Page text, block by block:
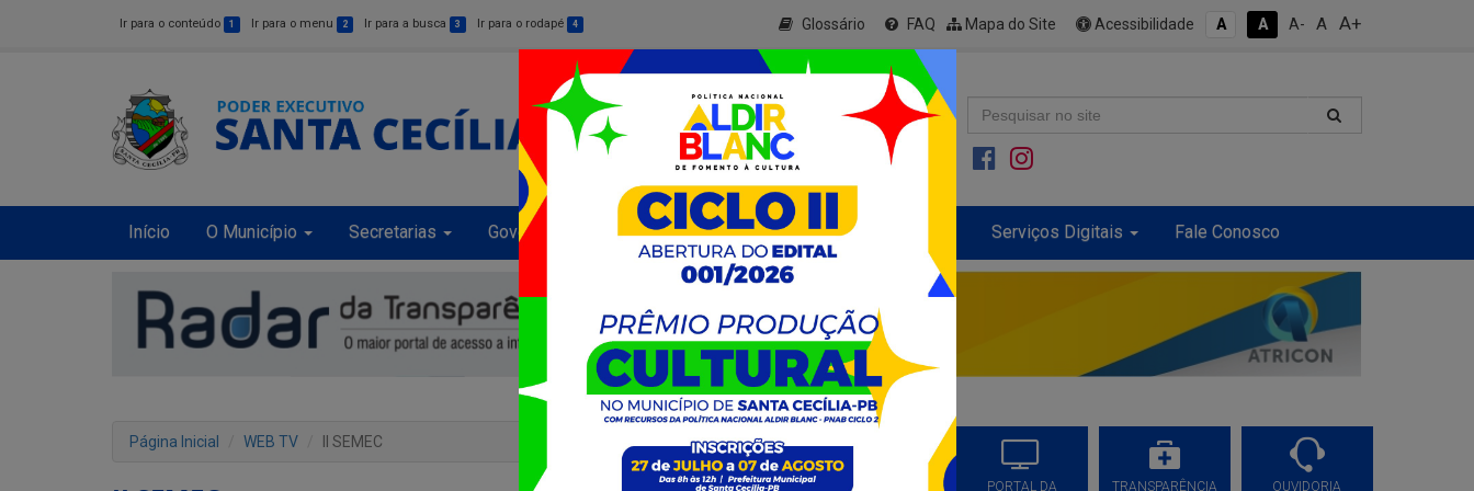
Ir para o conteúdo 1 Ir para o menu 2 Ir para a busca 3 Ir para o rodapé 4 Glossário FAQ Mapa do Site Acessibilidade A A A- A A+
Início O Município Secretarias Governo Municipal Informe-se + Transparência Serviços Digitais Fale Conosco
Página Inicial WEB TV II SEMEC
PORTAL DA TRANSPARÊNCIA OUVIDORIA